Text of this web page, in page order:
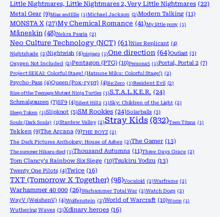
Little Nightmares, Little Nightmares 2, Very Little Nightmares (22)
Metal Gear (9)Mias and Elle (1)Michael Jackson (2)Modern Talking (11)
MONSTA X (27)My Chemical Romance (41)My little pony (1)
Måneskin (48)Nekra Psaria (2)
Neo Culture Technology (NCT) (61)Nier Replicant (4)
Nightshade (2)Nightwish (4)ninjago (1)One direction (64)Outlast (3)
Oxygen Not Included (2)Pentagon (PTG) (10)Persona 5 (1)Portal, Portal 2 (7)
Project SEKAI: Colorful Stage! (Hatsune Miku: Colorful Stage!) (2)
Psycho-Pass (4)Queen (Рок-гурт) (4)Re:Zero (1)Resident Evil (2)
Rise of the Teenage Mutant Ninja Turtles (1)S.T.A.L.K.E.R. (24)
Schmalgauzen (7)SF9 (4)Silent Hill 2 (1)Sky: Children of the Light (2)
Sleep Token (1)Slipknot (5)SM Rookies (24)Solarballs (3)
Souls (Dark Souls) (1)Stardew Valley (2)Stray Kids (832)Teen Titans (1)
Tekken (9)The Arcana (9)THE BOYZ (2)
The Dark Pictures Anthology: House of Ashes (2)The Gamer (13)
The summer Hikaru died (1)Thousand Autumns (11)Three Days Grace (2)
Tom Clancy's Rainbow Six Siege (10)Tsukiru Yodzu (13)
Twenty One Pilots (4)Twice (16)
TXT (Tomorrow X Together) (98)Vocaloid (2)Warframe (2)
Warhammer 40 000 (26)Warhammer Total War (2)Watch Dogs (2)
WayV (WeishenV) (4)Wolfenstein (2)World of Warcraft (10)Worm (1)
Wuthering Waves (3)Xdinary heroes (16)